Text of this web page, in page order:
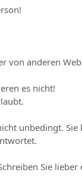
von anderen
es nicht!
unbedingt. Sie
Sie